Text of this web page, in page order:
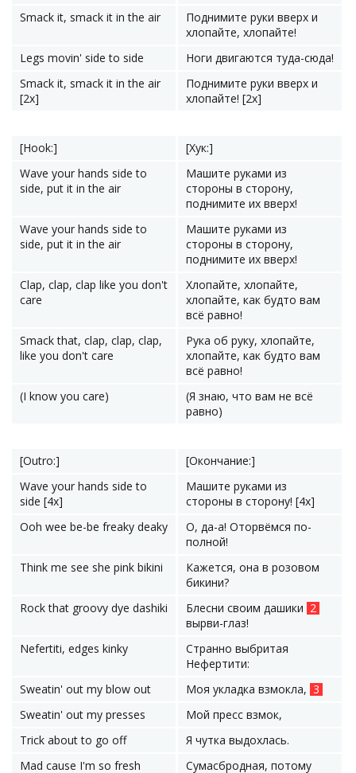
Smack it, smack it in the air
Поднимите руки вверх и
хлопайте, хлопайте!
Legs movin' side to side
Ноги двигаются туда-сюда!
Smack it, smack it in the air
[2x]
Поднимите руки вверх и
хлопайте! [2x]
[Hook:]
[Хук:]
Wave your hands side to
side, put it in the air
Машите руками из
стороны в сторону,
поднимите их вверх!
Wave your hands side to
side, put it in the air
Машите руками из
стороны в сторону,
поднимите их вверх!
Clap, clap, clap like you don't
care
Хлопайте, хлопайте,
хлопайте, как будто вам
всё равно!
Smack that, clap, clap, clap,
like you don't care
Рука об руку, хлопайте,
хлопайте, как будто вам
всё равно!
(I know you care)
(Я знаю, что вам не всё
равно)
[Outro:]
[Окончание:]
Wave your hands side to
side [4x]
Машите руками из
стороны в сторону! [4x]
Ooh wee be-be freaky deaky
О, да-а! Оторвёмся по-
полной!
Think me see she pink bikini
Кажется, она в розовом
бикини?
Rock that groovy dye dashiki
Блесни своим дашики 2
вырви-глаз!
Nefertiti, edges kinky
Странно выбритая
Нефертити:
Sweatin' out my blow out
Моя укладка взмокла, 3
Sweatin' out my presses
Мой пресс взмок,
Trick about to go off
Я чутка выдохлась.
Mad cause I'm so fresh
Сумасбродная, потому